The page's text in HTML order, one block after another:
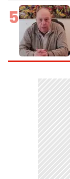
5